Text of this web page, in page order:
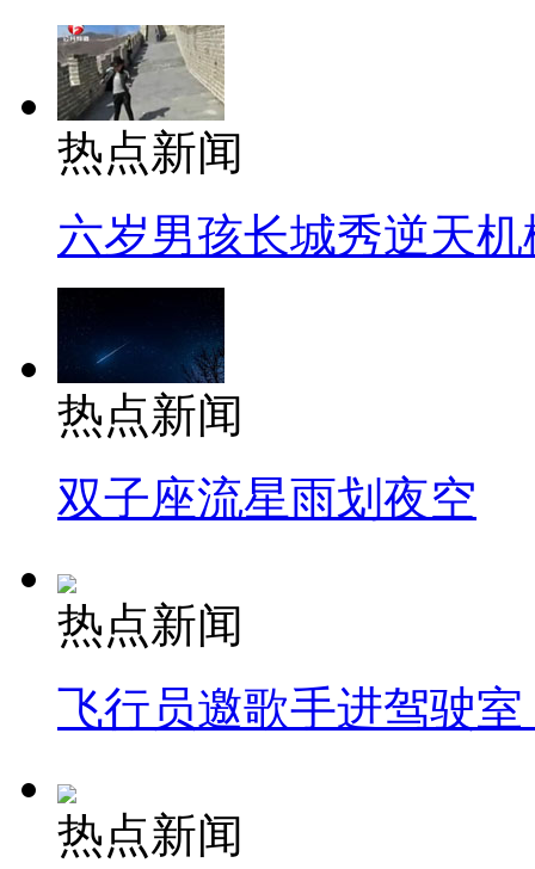
热点新闻
六岁男孩长城秀逆天机
热点新闻
双子座流星雨划夜空
热点新闻
飞行员邀歌手进驾驶
热点新闻